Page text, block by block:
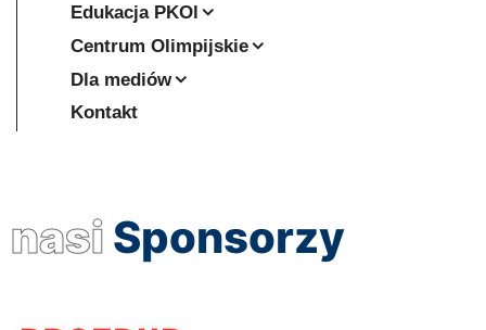
Edukacja PKOl
Centrum Olimpijskie
Dla mediów
Kontakt
nasi Sponsorzy